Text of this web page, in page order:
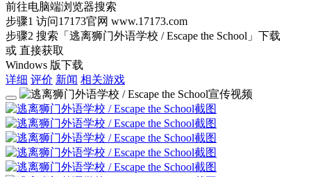
前往电脑端浏览器搜索
步骤1 访问17173官网 www.17173.com
步骤2 搜索 「逃离狮门外语学校 / Escape the School」 下载
或 直接获取
Windows 版下载
详细 评价 新闻 相关游戏